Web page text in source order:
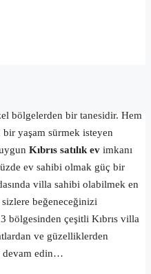
bölgelerden bir tanesidir. Hem
yaşam sürmek isteyen
Kıbrıs satılık ev imkanı
ev sahibi olmak güç bir
villa sahibi olabilmek en
sizlere beğeneceğinizi
bölgesinden çeşitli Kıbrıs villa
ve güzelliklerden
devam edin…